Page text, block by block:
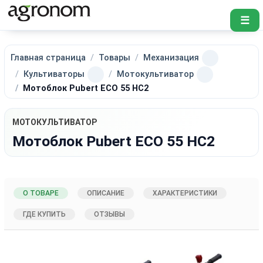
☰
Главная страница Товары
Механизация
Культиваторы
Мотокультиватор
Мотоблок Pubert ECO 55 HC2
МОТОКУЛЬТИВАТОР
Мотоблок Pubert ECO 55 HC2
О ТОВАРЕ ОПИСАНИЕ ХАРАКТЕРИСТИКИ
ГДЕ КУПИТЬ ОТЗЫВЫ